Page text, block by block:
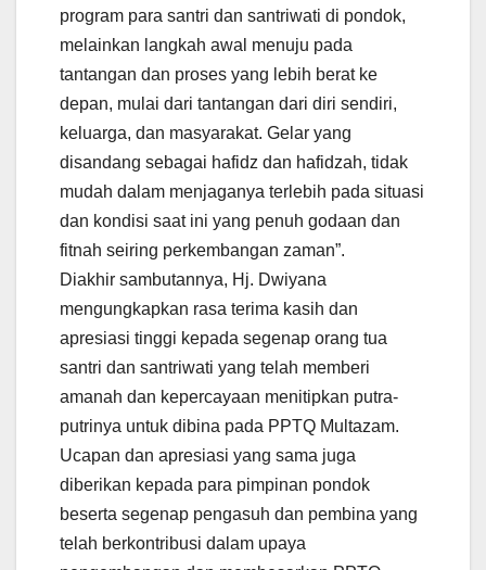
program para santri dan santriwati di pondok,
melainkan langkah awal menuju pada
tantangan dan proses yang lebih berat ke
depan, mulai dari tantangan dari diri sendiri,
keluarga, dan masyarakat. Gelar yang
disandang sebagai hafidz dan hafidzah, tidak
mudah dalam menjaganya terlebih pada situasi
dan kondisi saat ini yang penuh godaan dan
fitnah seiring perkembangan zaman”.
Diakhir sambutannya, Hj. Dwiyana
mengungkapkan rasa terima kasih dan
apresiasi tinggi kepada segenap orang tua
santri dan santriwati yang telah memberi
amanah dan kepercayaan menitipkan putra-
putrinya untuk dibina pada PPTQ Multazam.
Ucapan dan apresiasi yang sama juga
diberikan kepada para pimpinan pondok
beserta segenap pengasuh dan pembina yang
telah berkontribusi dalam upaya